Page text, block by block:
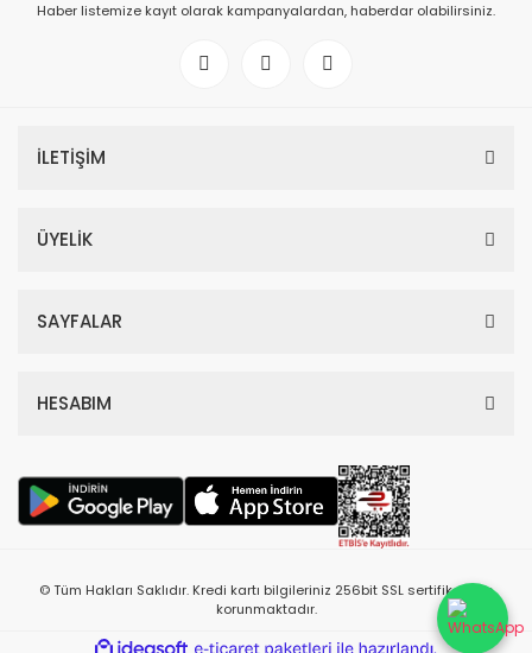
Haber listemize kayıt olarak kampanyalardan, haberdar olabilirsiniz.
İLETİŞİM
ÜYELİK
SAYFALAR
HESABIM
© Tüm Hakları Saklıdır. Kredi kartı bilgileriniz 256bit SSL sertifikası ile
korunmaktadır.
ideasoft e- ile